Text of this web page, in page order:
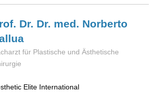
Dr. Dr. med. Norberto
für Plastische und Ästhetische
Elite International